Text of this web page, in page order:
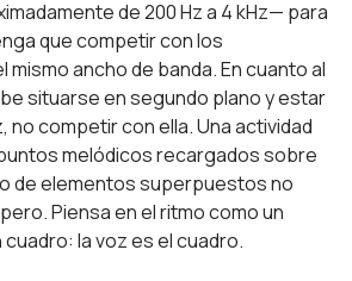
de 200 Hz a 4 kHz— para
que competir con los
ancho de banda. En cuanto al
situarse en segundo plano y estar
no competir con ella. Una actividad
melódicos recargados sobre
de elementos superpuestos no
Piensa en el ritmo como un
la voz es el cuadro.